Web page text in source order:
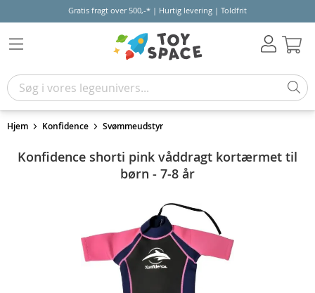
Gratis fragt over 500,-* | Hurtig levering | Toldfrit
Hjem Konfidence Svømmeudstyr
Konfidence shorti pink våddragt kortærmet til
børn - 7-8 år